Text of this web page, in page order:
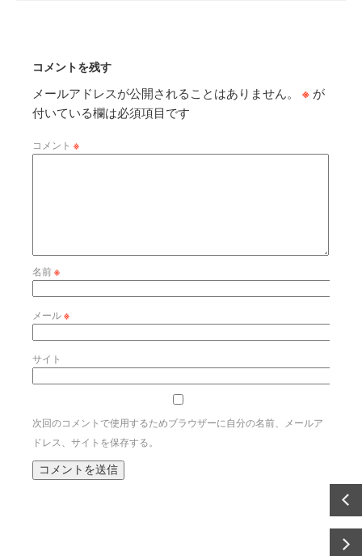
コメントを残す
メールアドレスが公開されることはありません。 ※ が
付いている欄は必須項目です
コメント ※
名前※
メール※
サイト
次回のコメントで使用するためブラウザーに自分の名前、メールア
ドレス、サイトを保存する。